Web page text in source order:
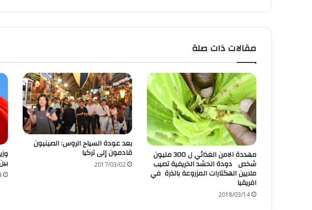
مقالات ذات صلة
مهددة الامن الغذائي ل 300 مليون
شخص دودة الحشد الخريفية تصيب
ملايين الهكتارات المزروعة بالذرة في
افريقيا
2018/03/14
بعد عودة السياح الروس: الصينيون
قادمون إلى تركيا
2017/03/02